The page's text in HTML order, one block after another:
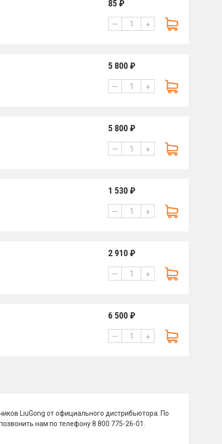
85 ₽
— +
5 800 ₽
— +
5 800 ₽
— +
1 530 ₽
— +
2 910 ₽
— +
6 500 ₽
— +
LiuGong от официального дистрибьютора. По
нам по телефону 8 800 775-26-01.